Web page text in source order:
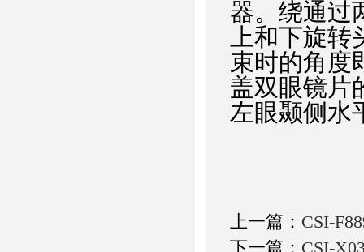
器。绕通过
上和下旋
束时的角度
盖双眼镜片
左眼颞侧水
上一篇： CSI-
下一篇： CSI-